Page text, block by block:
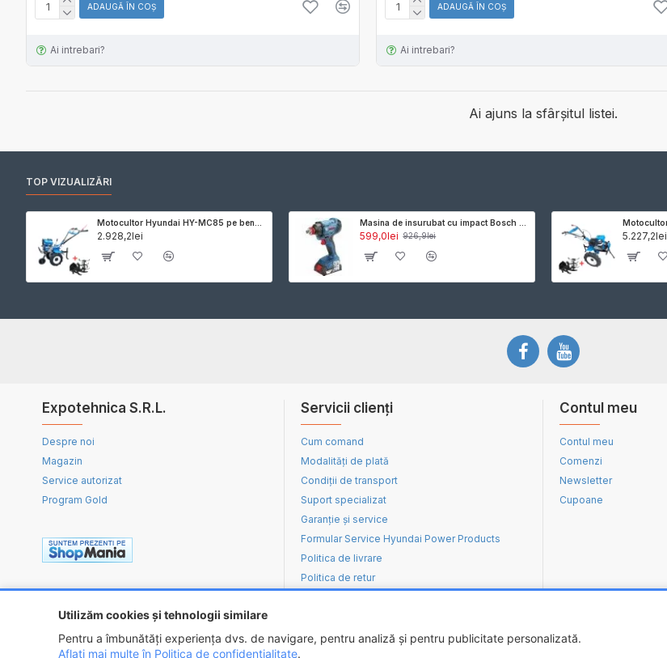
Utilizăm cookies și tehnologii similare
Pentru a îmbunătăți experiența dvs. de navigare, pentru analiză și pentru publicitate personalizată.
Aflați mai multe în Politica de confidențialitate.
ADAUGĂ ÎN COŞ
Ai intrebari?
ADAUGĂ ÎN COŞ
Ai intrebari?
Ai ajuns la sfârșitul listei.
TOP VIZUALIZĂRI
2.928,2lei 599,0lei 926,9lei 5.227,2lei
Expotehnica S.R.L.
Despre noi
Magazin
Service autorizat
Program Gold
Servicii clienți
Cum comand
Modalități de plată
Condiții de transport
Suport specializat
Garanție și service
Formular Service Hyundai Power Products
Politica de livrare
Politica de retur
Contul meu
Contul meu
Comenzi
Newsletter
Cupoane